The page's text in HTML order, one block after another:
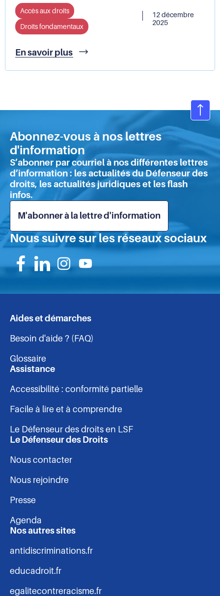
Accès aux droits
Droits fondamentaux
12 décembre
2025
En savoir plus
Projet
loi
lutte
la
sociale
:
la
Défenseure
des
publie
deuxième
avis
au
Parlement
de
Abonnez-vous à nos lettres
d'information
S’abonner par courriel à nos différentes lettres
d’information : les actualités du Défenseur des
droits, les actualités juridiques et les flash
infos.
M'abonner à la lettre d'information
Nous suivre sur les réseaux sociaux
Suivez-
nous
sur
Suivez-
nous
sur
Suivez-
nous
sur
Suivez-
nous
Navigation
-
pied
de
page
Aides et démarches
Besoin d'aide ? (FAQ)
Glossaire
Assistance
Accessibilité : conformité partielle
Facile à lire et à comprendre
Le Défenseur des droits en LSF
Le Défenseur des Droits
Nous contacter
Nous rejoindre
Presse
Agenda
Nos autres sites
antidiscriminations.fr
educadroit.fr
egalitecontreracisme.fr